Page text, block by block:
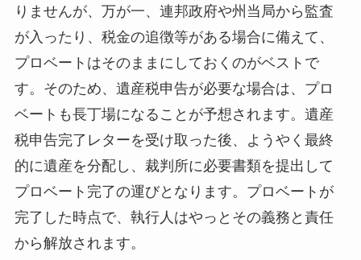
りませんが、万が一、連邦政府や州当局から監査
が入ったり、税金の追徴等がある場合に備えて、
プロベートはそのままにしておくのがベストで
す。そのため、遺産税申告が必要な場合は、プロ
ベートも長丁場になることが予想されます。遺産
税申告完了レターを受け取った後、ようやく最終
的に遺産を分配し、裁判所に必要書類を提出して
プロベート完了の運びとなります。プロベートが
完了した時点で、執行人はやっとその義務と責任
から解放されます。